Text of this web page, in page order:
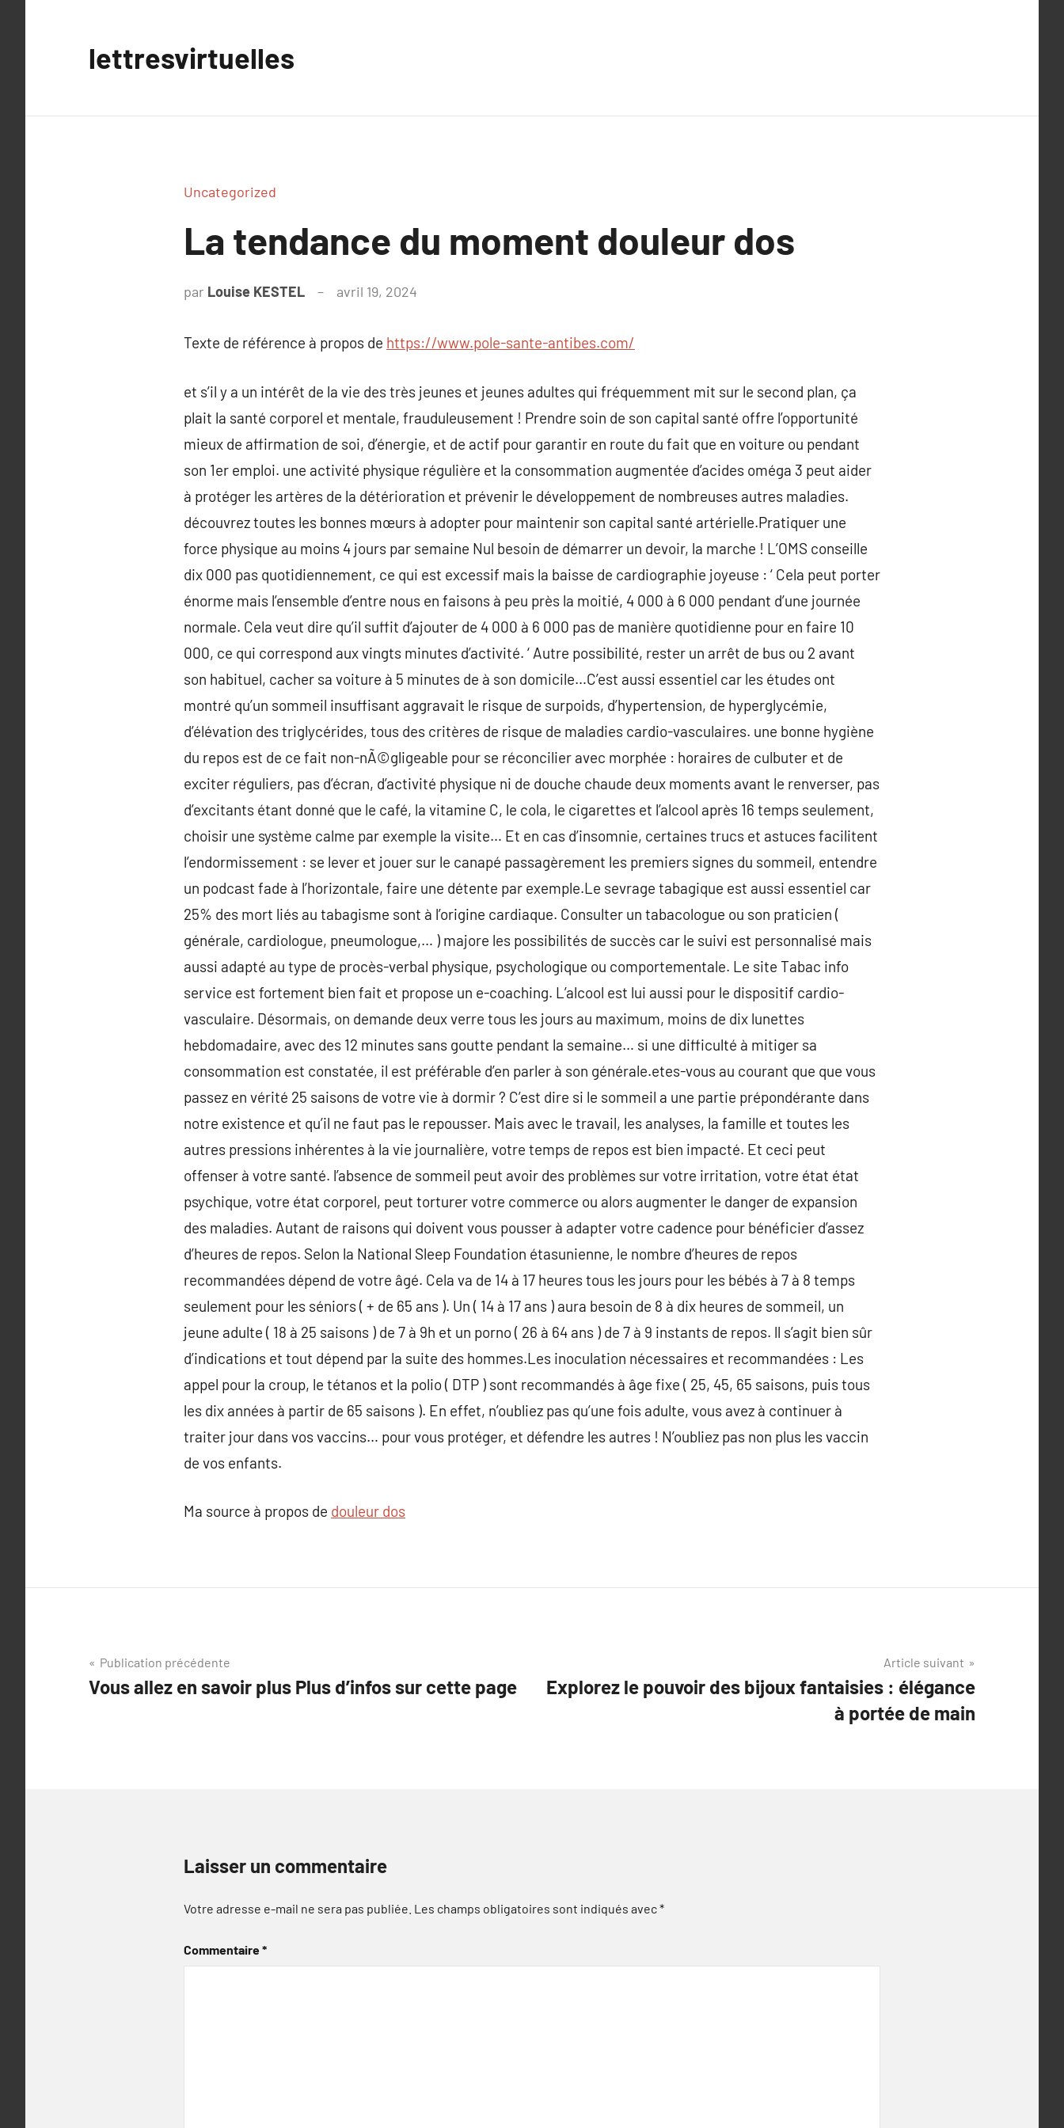
lettresvirtuelles
Uncategorized
La tendance du moment douleur dos
par Louise KESTEL avril 19, 2024
Texte de référence à propos de https://www.pole-sante-antibes.com/
et s’il y a un intérêt de la vie des très jeunes et jeunes adultes qui fréquemment mit sur le second plan, ça
plait la santé corporel et mentale, frauduleusement ! Prendre soin de son capital santé offre l’opportunité
mieux de affirmation de soi, d’énergie, et de actif pour garantir en route du fait que en voiture ou pendant
son 1er emploi. une activité physique régulière et la consommation augmentée d’acides oméga 3 peut aider
à protéger les artères de la détérioration et prévenir le développement de nombreuses autres maladies.
découvrez toutes les bonnes mœurs à adopter pour maintenir son capital santé artérielle.Pratiquer une
force physique au moins 4 jours par semaine Nul besoin de démarrer un devoir, la marche ! L’OMS conseille
dix 000 pas quotidiennement, ce qui est excessif mais la baisse de cardiographie joyeuse : ‘ Cela peut porter
énorme mais l’ensemble d’entre nous en faisons à peu près la moitié, 4 000 à 6 000 pendant d’une journée
normale. Cela veut dire qu’il suffit d’ajouter de 4 000 à 6 000 pas de manière quotidienne pour en faire 10
000, ce qui correspond aux vingts minutes d’activité. ‘ Autre possibilité, rester un arrêt de bus ou 2 avant
son habituel, cacher sa voiture à 5 minutes de à son domicile…C’est aussi essentiel car les études ont
montré qu’un sommeil insuffisant aggravait le risque de surpoids, d’hypertension, de hyperglycémie,
d’élévation des triglycérides, tous des critères de risque de maladies cardio-vasculaires. une bonne hygiène
du repos est de ce fait non-nÃ©gligeable pour se réconcilier avec morphée : horaires de culbuter et de
exciter réguliers, pas d’écran, d’activité physique ni de douche chaude deux moments avant le renverser, pas
d’excitants étant donné que le café, la vitamine C, le cola, le cigarettes et l’alcool après 16 temps seulement,
choisir une système calme par exemple la visite… Et en cas d’insomnie, certaines trucs et astuces facilitent
l’endormissement : se lever et jouer sur le canapé passagèrement les premiers signes du sommeil, entendre
un podcast fade à l’horizontale, faire une détente par exemple.Le sevrage tabagique est aussi essentiel car
25% des mort liés au tabagisme sont à l’origine cardiaque. Consulter un tabacologue ou son praticien (
générale, cardiologue, pneumologue,… ) majore les possibilités de succès car le suivi est personnalisé mais
aussi adapté au type de procès-verbal physique, psychologique ou comportementale. Le site Tabac info
service est fortement bien fait et propose un e-coaching. L’alcool est lui aussi pour le dispositif cardio-
vasculaire. Désormais, on demande deux verre tous les jours au maximum, moins de dix lunettes
hebdomadaire, avec des 12 minutes sans goutte pendant la semaine… si une difficulté à mitiger sa
consommation est constatée, il est préférable d’en parler à son générale.etes-vous au courant que que vous
passez en vérité 25 saisons de votre vie à dormir ? C’est dire si le sommeil a une partie prépondérante dans
notre existence et qu’il ne faut pas le repousser. Mais avec le travail, les analyses, la famille et toutes les
autres pressions inhérentes à la vie journalière, votre temps de repos est bien impacté. Et ceci peut
offenser à votre santé. l’absence de sommeil peut avoir des problèmes sur votre irritation, votre état état
psychique, votre état corporel, peut torturer votre commerce ou alors augmenter le danger de expansion
des maladies. Autant de raisons qui doivent vous pousser à adapter votre cadence pour bénéficier d’assez
d’heures de repos. Selon la National Sleep Foundation étasunienne, le nombre d’heures de repos
recommandées dépend de votre âgé. Cela va de 14 à 17 heures tous les jours pour les bébés à 7 à 8 temps
seulement pour les séniors ( + de 65 ans ). Un ( 14 à 17 ans ) aura besoin de 8 à dix heures de sommeil, un
jeune adulte ( 18 à 25 saisons ) de 7 à 9h et un porno ( 26 à 64 ans ) de 7 à 9 instants de repos. ll s’agit bien sûr
d’indications et tout dépend par la suite des hommes.Les inoculation nécessaires et recommandées : Les
appel pour la croup, le tétanos et la polio ( DTP ) sont recommandés à âge fixe ( 25, 45, 65 saisons, puis tous
les dix années à partir de 65 saisons ). En effet, n’oubliez pas qu’une fois adulte, vous avez à continuer à
traiter jour dans vos vaccins… pour vous protéger, et défendre les autres ! N’oubliez pas non plus les vaccin
de vos enfants.
Ma source à propos de douleur dos
Navigation
de
Publication précédente
Vous allez en savoir plus Plus d’infos sur cette page
Article suivant
Explorez le pouvoir des bijoux fantaisies : élégance
à portée de main
Laisser un commentaire
Votre adresse e-mail ne sera pas publiée. Les champs obligatoires sont indiqués avec*
Commentaire*